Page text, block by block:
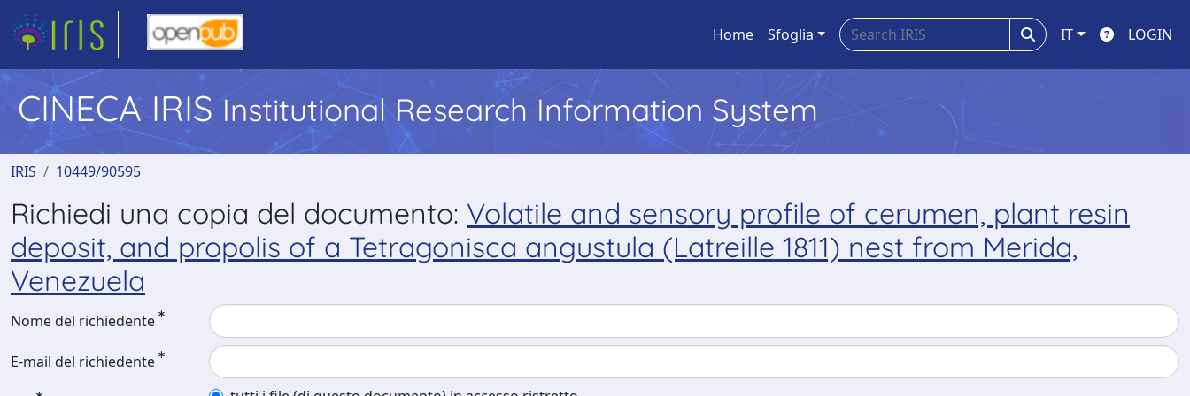
Home Sfoglia IT LOGIN
CINECA IRIS Institutional Research Information System
IRIS 10449/90595
Richiedi una copia del documento: Volatile and sensory profile of cerumen, plant resin
deposit, and propolis of a Tetragonisca angustula (Latreille 1811) nest from Merida,
Venezuela
Nome del richiedente
E-mail del richiedente